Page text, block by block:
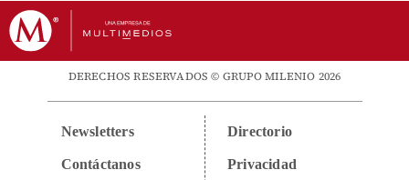
DERECHOS RESERVADOS © GRUPO MILENIO 2026
Newsletters
Contáctanos
Directorio
Privacidad